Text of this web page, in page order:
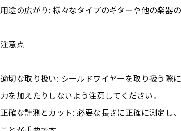
用途の広がり: 様々なタイプのギターや他の楽器
注意点
適切な取り扱い: シールドワイヤーを取り扱う際
力を加えたりしないよう注意してください。
正確な計測とカット: 必要な長さに正確に測定し